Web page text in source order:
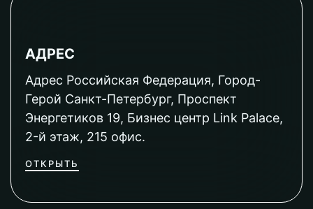
АДРЕС
Адрес Российская Федерация, Город-
Герой Санкт-Петербург, Проспект
Энергетиков 19, Бизнес центр Link Palace,
2-й этаж, 215 офис.
ОТКРЫТЬ